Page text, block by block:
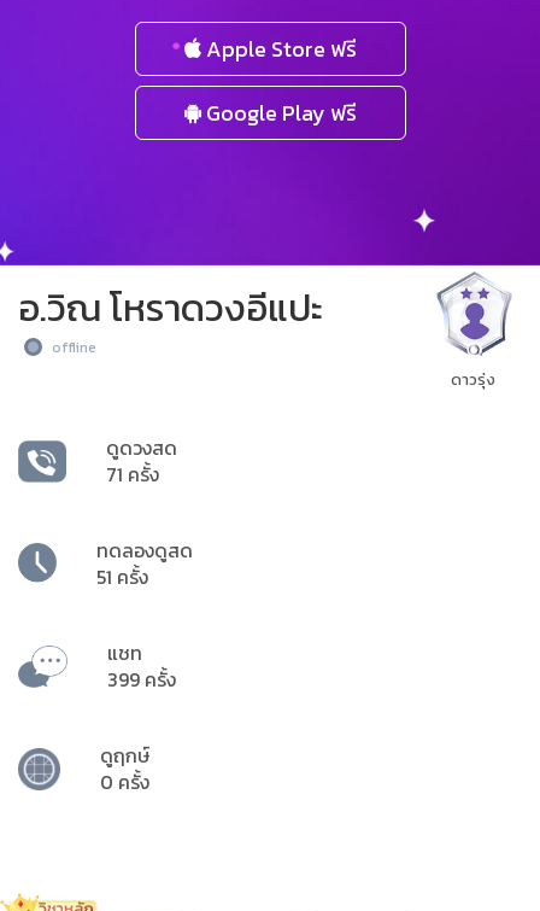
Apple Store ฟรี
Google Play ฟรี
อ.วิณ โหราดวงอีแปะ
offline
ดูดวงสด
71 ครั้ง
ทดลองดูสด
51 ครั้ง
แชท
399 ครั้ง
ดูฤกษ์
0 ครั้ง
ดาวรุ่ง